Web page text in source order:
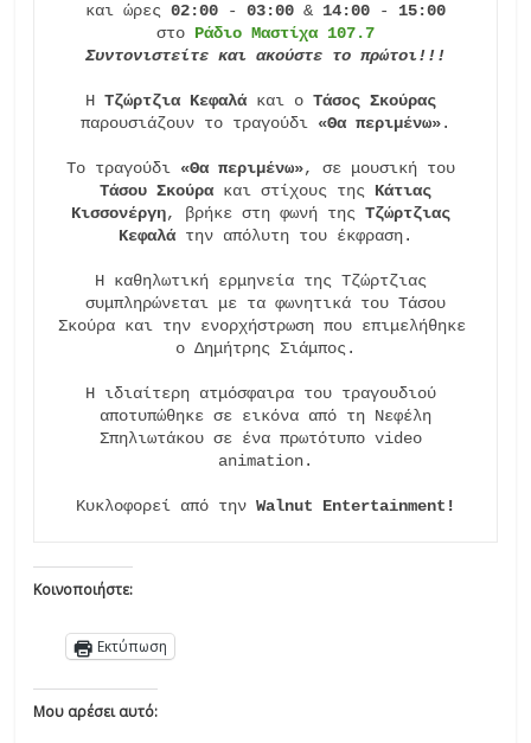
και ώρες 02:00 - 03:00 & 14:00 -
15:00
στο Ράδιο Μαστίχα 107.7
Συντονιστείτε και ακούστε το πρώτοι!!!
Η Τζώρτζια Κεφαλά και ο Τάσος Σκούρας
παρουσιάζουν το τραγούδι «Θα περιμένω».
Το τραγούδι «Θα περιμένω», σε μουσική του
Τάσου Σκούρα και στίχους της Κάτιας
Κισσονέργη, βρήκε στη φωνή της Τζώρτζιας
Κεφαλά την απόλυτη του έκφραση.
Η καθηλωτική ερμηνεία της Τζώρτζιας
συμπληρώνεται με τα φωνητικά του Τάσου
Σκούρα και την ενορχήστρωση που επιμελήθηκε
ο Δημήτρης Σιάμπος.
Η ιδιαίτερη ατμόσφαιρα του τραγουδιού
αποτυπώθηκε σε εικόνα από τη Νεφέλη
Σπηλιωτάκου σε ένα πρωτότυπο video
animation.
Κυκλοφορεί από την Walnut Entertainment!
Κοινοποιήστε:
Εκτύπωση
Μου αρέσει αυτό: